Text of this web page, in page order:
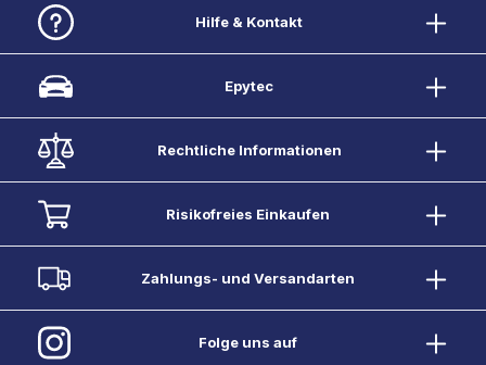
Hilfe & Kontakt
Epytec
Rechtliche Informationen
Risikofreies Einkaufen
Zahlungs- und Versandarten
Folge uns auf